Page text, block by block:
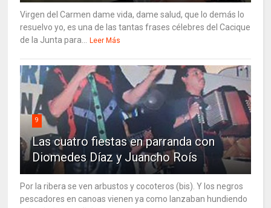
Virgen del Carmen dame vida, dame salud, que lo demás lo
resuelvo yo, es una de las tantas frases célebres del Cacique
de la Junta para...
Leer Más
9
Las cuatro fiestas en parranda con
Diomedes Díaz y Juancho Roís
Por la ribera se ven arbustos y cocoteros (bis). Y los negros
pescadores en canoas vienen ya como lanzaban hundiendo